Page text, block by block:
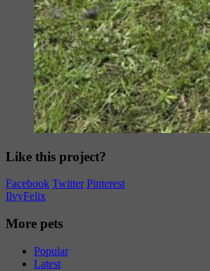
Like this project?
Facebook Twitter Pinterest
IlvyFelix
More pets
Popular
Latest